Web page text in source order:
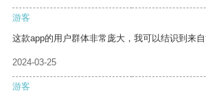
游客
这款app的用户群体非常庞大，我可以结识到来自
2024-03-25
游客